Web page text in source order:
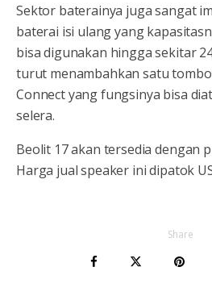
Sektor baterainya juga sangat
baterai isi ulang yang
bisa digunakan hingga sekitar
turut menambahkan satu
Connect yang fungsinya bisa
selera.
Beolit 17 akan tersedia dengan
Harga jual speaker ini dipatok
Share